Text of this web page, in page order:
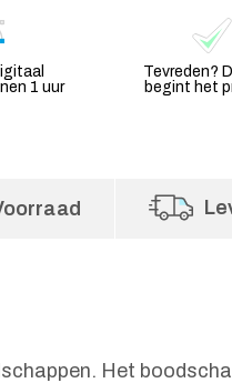
1 uur
Tevreden?
begint het
Het